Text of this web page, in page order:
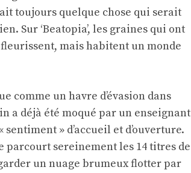
toujours quelque chose qui serait
Sur ‘Beatopia’, les graines qui ont
fleurissent, mais habitent un monde
comme un havre d’évasion dans
a déjà été moqué par un enseignant
» d’accueil et d’ouverture.
parcourt sereinement les 14 titres de
un nuage brumeux flotter par